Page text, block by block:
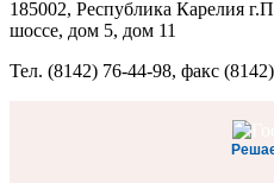
185002, Республика Карелия
шоссе, дом 5, дом 11
Тел. (8142) 76-44-98, факс